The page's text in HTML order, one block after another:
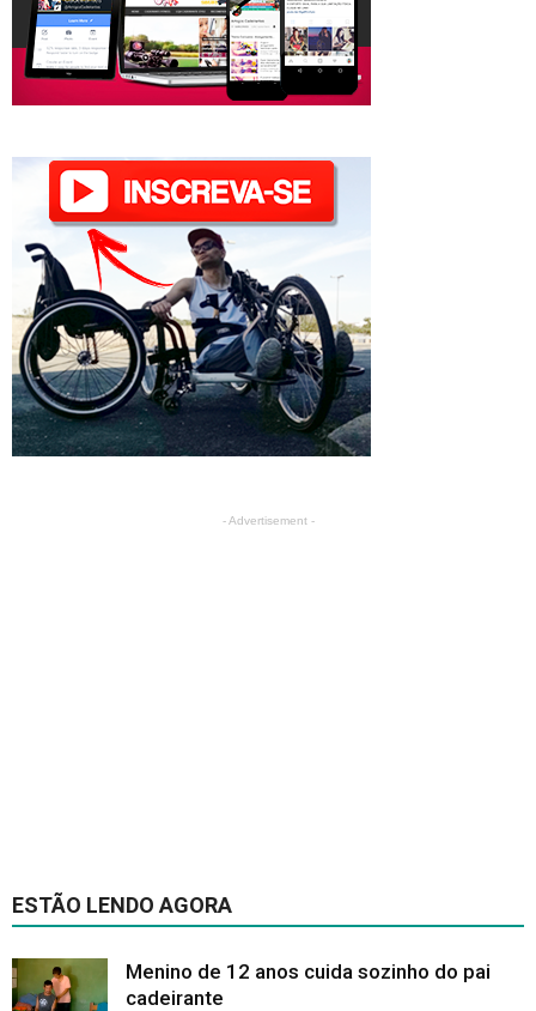
- Advertisement -
ESTÃO LENDO AGORA
Menino de 12 anos cuida sozinho do pai
cadeirante